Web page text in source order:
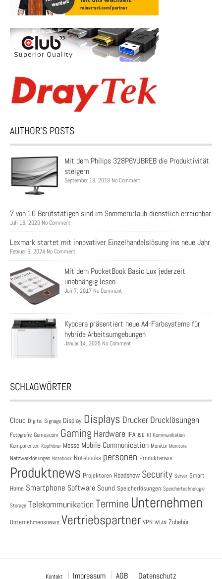
AUTHOR’S POSTS
Mit dem Philips 328P6VUBREB die Produktivität
steigern
September 19, 2018 No Comment
7 von 10 Berufstätigen sind im Sommerurlaub dienstlich erreichbar
Juli 16, 2020 No Comment
Lexmark startet mit innovativer Einzelhandelslösung ins neue Jahr
Februar 6, 2024 No Comment
Mit dem PocketBook Basic Lux jederzeit
unabhängig lesen
Juli 7, 2017 No Comment
Kyocera präsentiert neue A4-Farbsysteme für
hybride Arbeitsumgebungen
Januar 14, 2025 No Comment
SCHLAGWÖRTER
Cloud Digital Signage Display Displays Drucker Drucklösungen
Fotografie Gamescom Gaming Hardware IFA ISE KI Kommunikation
Komponenten Kopfhörer Messe Mobile Communication Monitor Monitore
Netzwerklösungen Notebook Notebooks personen Produktenws
Produktnews Projektoren Roadshow Security Server Smart
Home Smartphone Software Sound Speicherlösungen Speichertechnologie
Storage Telekommunikation Termine Unternehmen
Unternehmensnews Vertriebspartner VPN WLAN Zubehör
Kontakt Impressum AGB Datenschutz